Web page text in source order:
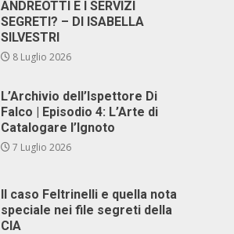
ANDREOTTI E I SERVIZI
SEGRETI? – DI ISABELLA
SILVESTRI
8 Luglio 2026
L’Archivio dell’Ispettore Di
Falco | Episodio 4: L’Arte di
Catalogare l’Ignoto
7 Luglio 2026
Il caso Feltrinelli e quella nota
speciale nei file segreti della
CIA